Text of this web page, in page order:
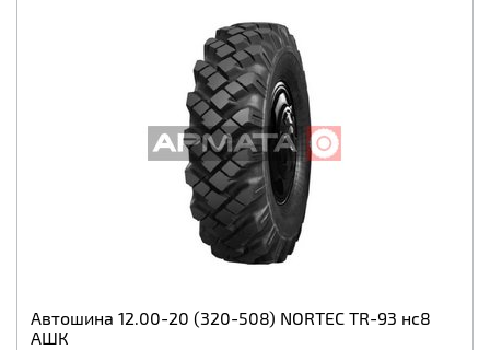
Автошина 12.00-20 (320-508) NORTEC TR-93 нс8
АШК